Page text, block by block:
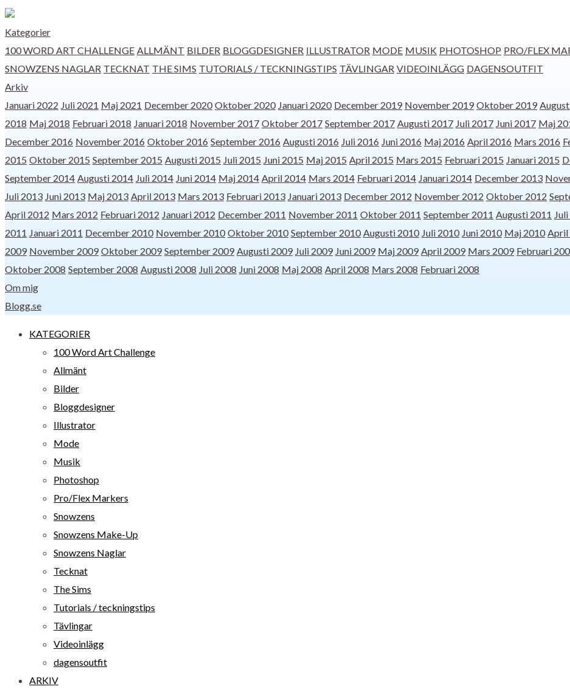
Kategorier
100 WORD ART CHALLENGE ALLMÄNT BILDER BLOGGDESIGNER ILLUSTRATOR MODE MUSIK PHOTOSHOP PRO/FLEX
SNOWZENS NAGLAR TECKNAT THE SIMS TUTORIALS / TECKNINGSTIPS TÄVLINGAR VIDEOINLÄGG DAGENSOUTFIT
Arkiv
Januari 2022 Juli 2021 Maj 2021 December 2020 Oktober 2020 Januari 2020 December 2019 November 2019 Oktober 2019
2018 Maj 2018 Februari 2018 Januari 2018 November 2017 Oktober 2017 September 2017 Augusti 2017 Juli 2017 Juni 2017 Maj
December 2016 November 2016 Oktober 2016 September 2016 Augusti 2016 Juli 2016 Juni 2016 Maj 2016 April 2016 Mars 2016
2015 Oktober 2015 September 2015 Augusti 2015 Juli 2015 Juni 2015 Maj 2015 April 2015 Mars 2015 Februari 2015 Januari 2015
September 2014 Augusti 2014 Juli 2014 Juni 2014 Maj 2014 April 2014 Mars 2014 Februari 2014 Januari 2014 December 2013
Juli 2013 Juni 2013 Maj 2013 April 2013 Mars 2013 Februari 2013 Januari 2013 December 2012 November 2012 Oktober 2012
April 2012 Mars 2012 Februari 2012 Januari 2012 December 2011 November 2011 Oktober 2011 September 2011 Augusti 2011
2011 Januari 2011 December 2010 November 2010 Oktober 2010 September 2010 Augusti 2010 Juli 2010 Juni 2010 Maj 2010 April
2009 November 2009 Oktober 2009 September 2009 Augusti 2009 Juli 2009 Juni 2009 Maj 2009 April 2009 Mars 2009 Februari
Oktober 2008 September 2008 Augusti 2008 Juli 2008 Juni 2008 Maj 2008 April 2008 Mars 2008 Februari 2008
Om mig
Blogg.se
KATEGORIER
100 Word Art Challenge
Allmänt
Bilder
Bloggdesigner
Illustrator
Mode
Musik
Photoshop
Pro/Flex Markers
Snowzens
Snowzens Make-Up
Snowzens Naglar
Tecknat
The Sims
Tutorials / teckningstips
Tävlingar
Videoinlägg
dagensoutfit
ARKIV